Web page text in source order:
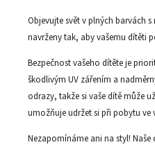
Objevujte svět v plných barvách s
navrženy tak, aby vašemu dítěti
Bezpečnost vašeho dítěte je
škodlivým UV zářením a
odrazy, takže si vaše dítě může
umožňuje udržet si při pobytu ve
Nezapomínáme ani na styl!